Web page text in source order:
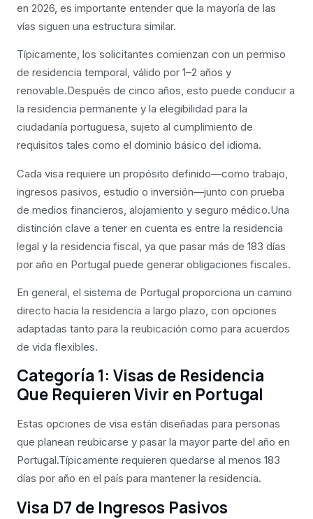
en 2026, es importante entender que la mayoría de las
vías siguen una estructura similar.
Típicamente, los solicitantes comienzan con un permiso
de residencia temporal, válido por 1–2 años y
renovable.Después de cinco años, esto puede conducir a
la residencia permanente y la elegibilidad para la
ciudadanía portuguesa, sujeto al cumplimiento de
requisitos tales como el dominio básico del idioma.
Cada visa requiere un propósito definido—como trabajo,
ingresos pasivos, estudio o inversión—junto con prueba
de medios financieros, alojamiento y seguro médico.Una
distinción clave a tener en cuenta es entre la residencia
legal y la residencia fiscal, ya que pasar más de 183 días
por año en Portugal puede generar obligaciones fiscales.
En general, el sistema de Portugal proporciona un camino
directo hacia la residencia a largo plazo, con opciones
adaptadas tanto para la reubicación como para acuerdos
de vida flexibles.
Categoría 1: Visas de Residencia
Que Requieren Vivir en Portugal
Estas opciones de visa están diseñadas para personas
que planean reubicarse y pasar la mayor parte del año en
Portugal.Típicamente requieren quedarse al menos 183
días por año en el país para mantener la residencia.
Visa D7 de Ingresos Pasivos